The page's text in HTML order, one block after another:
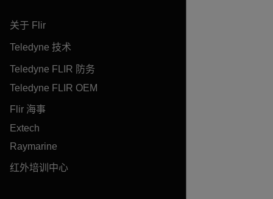
关于 Flir
Teledyne 技术
Teledyne FLIR 防务
Teledyne FLIR OEM
Flir 海事
Extech
Raymarine
红外培训中心